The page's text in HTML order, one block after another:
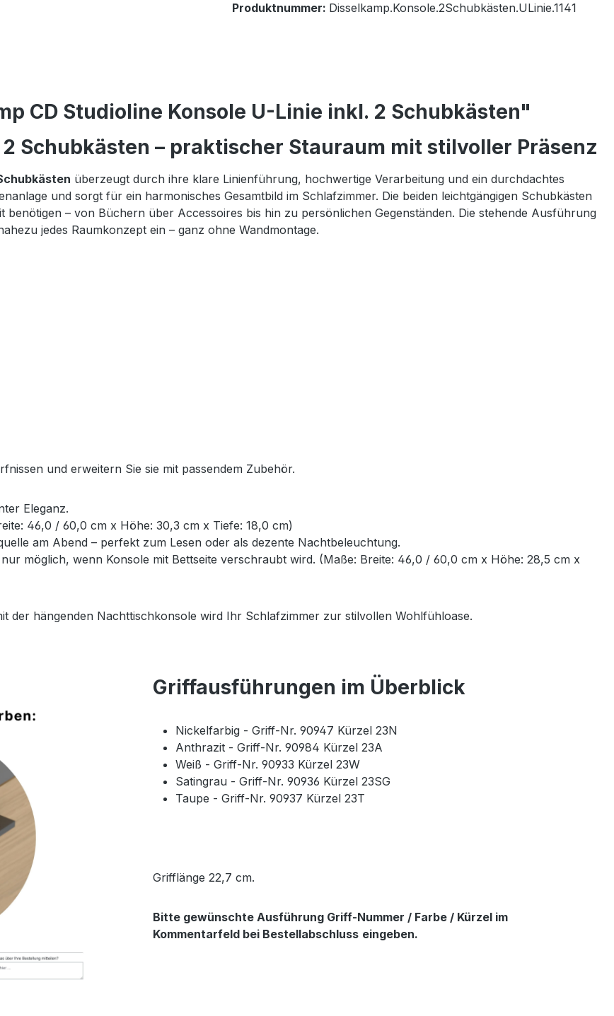
Produktnummer: Disselkamp.Konsole.2Schubkästen.ULinie.1141
CD Studioline Konsole U-Linie inkl. 2 Schubkästen"
Schubkästen – praktischer Stauraum mit stilvoller Präsenz
überzeugt durch ihre klare Linienführung, hochwertige Verarbeitung und ein durchdachtes
und sorgt für ein harmonisches Gesamtbild im Schlafzimmer. Die beiden leichtgängigen Schubkästen
– von Büchern über Accessoires bis hin zu persönlichen Gegenständen. Die stehende Ausführung
jedes Raumkonzept ein – ganz ohne Wandmontage.
und erweitern Sie sie mit passendem Zubehör.
Eleganz.
46,0 / 60,0 cm x Höhe: 30,3 cm x Tiefe: 18,0 cm)
am Abend – perfekt zum Lesen oder als dezente Nachtbeleuchtung.
möglich, wenn Konsole mit Bettseite verschraubt wird. (Maße: Breite: 46,0 / 60,0 cm x Höhe: 28,5 cm x
der hängenden Nachttischkonsole wird Ihr Schlafzimmer zur stilvollen Wohlfühloase.
Griffausführungen im Überblick
Nickelfarbig - Griff-Nr. 90947 Kürzel 23N
Anthrazit - Griff-Nr. 90984 Kürzel 23A
Weiß - Griff-Nr. 90933 Kürzel 23W
Satingrau - Griff-Nr. 90936 Kürzel 23SG
Taupe - Griff-Nr. 90937 Kürzel 23T
Grifflänge 22,7 cm.
Bitte gewünschte Ausführung Griff-Nummer / Farbe / Kürzel im
Kommentarfeld bei Bestellabschluss eingeben.